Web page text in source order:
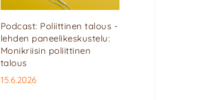
Podcast: Poliittinen talous -
lehden paneelikeskustelu:
Monikriisin poliittinen
talous
15.6.2026